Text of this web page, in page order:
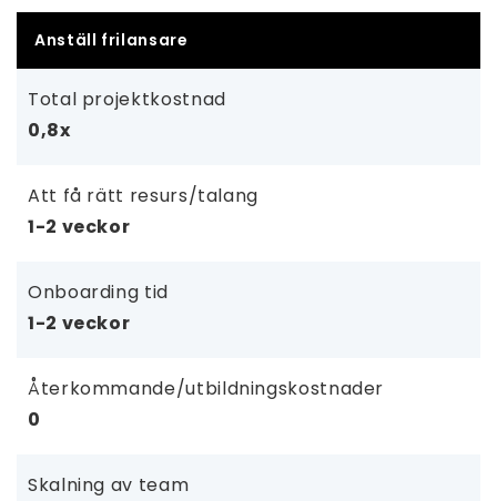
Anställ frilansare
Total projektkostnad
0,8x
Att få rätt resurs/talang
1-2 veckor
Onboarding tid
1-2 veckor
Återkommande/utbildningskostnader
0
Skalning av team